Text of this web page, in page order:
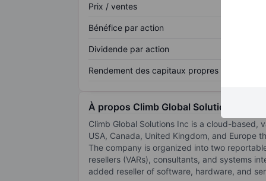
Prix / ventes
Bénéfice par action
Dividende par action
Rendement des capitaux propres
À propos Climb Global Solutions Inc.
Climb Global Solutions Inc is a cloud-
USA, Canada, United Kingdom, and Europe
The company is organized into two
resellers (VARs), consultants, and systems
added reseller of software, hardware, and